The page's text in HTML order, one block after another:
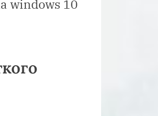
windows 10